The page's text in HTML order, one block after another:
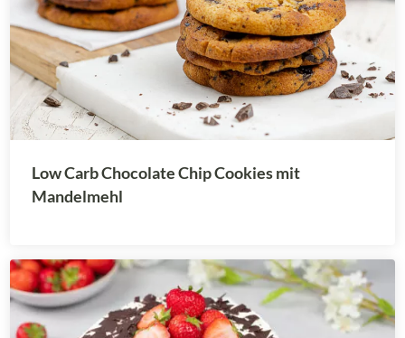
Low Carb Chocolate Chip Cookies mit
Mandelmehl